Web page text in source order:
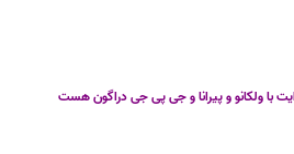
با ولکانو و پیرانا و جی پی جی دراگون هست